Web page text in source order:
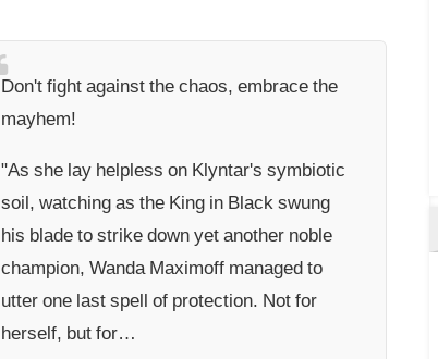
Don't fight against the chaos, embrace the
mayhem!
"As she lay helpless on Klyntar's symbiotic
soil, watching as the King in Black swung
his blade to strike down yet another noble
champion, Wanda Maximoff managed to
utter one last spell of protection. Not for
herself, but for…